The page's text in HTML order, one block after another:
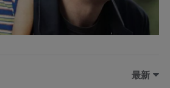
最新